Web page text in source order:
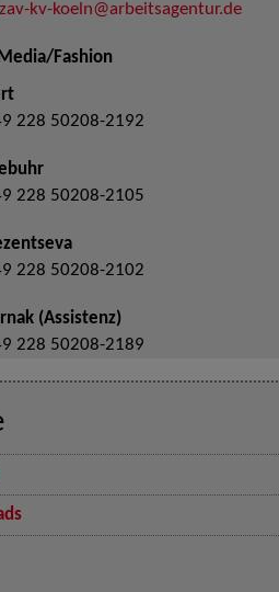
zav-kv-koeln@arbeitsagentur.de
Fashion
228 50208-2192
228 50208-2105
228 50208-2102
(Assistenz)
228 50208-2189